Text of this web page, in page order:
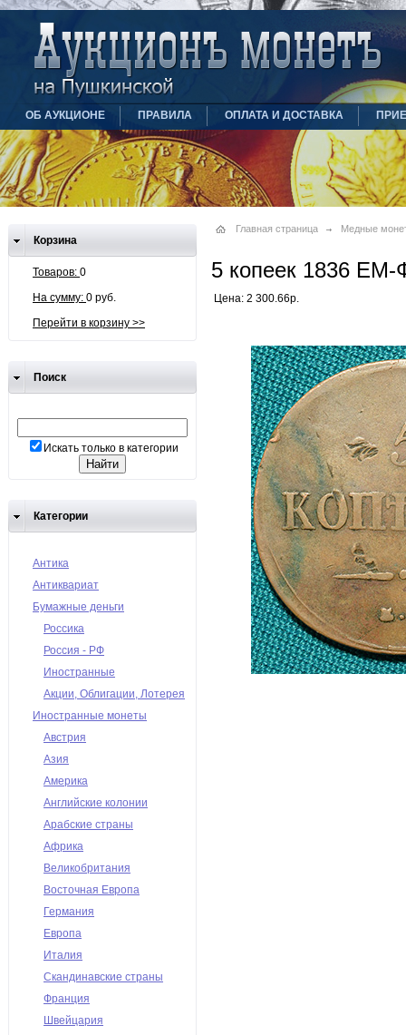
ОБ АУКЦИОНЕ ПРАВИЛА ОПЛАТА И ДОСТАВКА
Корзина
Товаров: 0
На сумму: 0 руб.
Перейти в корзину >>
Поиск
Искать только в категории
Категории
Антика
Антиквариат
Бумажные деньги
Россика
Россия - РФ
Иностранные
Акции, Облигации, Лотерея
Иностранные монеты
Австрия
Азия
Америка
Английские колонии
Арабские страны
Африка
Великобритания
Восточная Европа
Германия
Европа
Италия
Скандинавские страны
Франция
Швейцария
Главная страница Медные
5 копеек 1836
Цена: 2 300.66р.